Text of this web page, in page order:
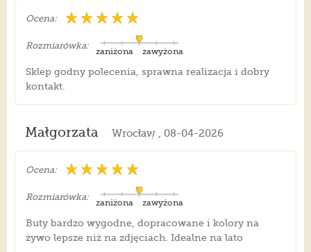
Ocena:
Rozmiarówka:
zawyżona
zaniżona
Sklep godny polecenia, sprawna realizacja i dobry
kontakt.
Małgorzata Wrocław , 08-04-2026
Ocena:
Rozmiarówka:
zawyżona
zaniżona
Buty bardzo wygodne, dopracowane i kolory na
żywo lepsze niż na zdjęciach. Idealne na lato